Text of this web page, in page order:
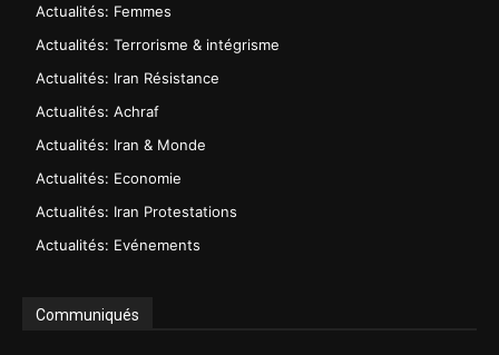
Actualités: Femmes
Actualités: Terrorisme & intégrisme
Actualités: Iran Résistance
Actualités: Achraf
Actualités: Iran & Monde
Actualités: Economie
Actualités: Iran Protestations
Actualités: Evénements
Communiqués